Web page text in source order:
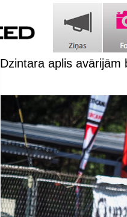
Dzintara aplis avārijām